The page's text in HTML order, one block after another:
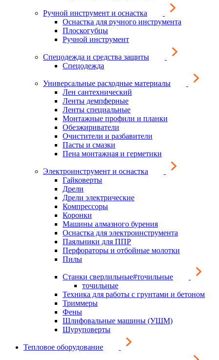
Ручной инструмент и оснастка
Оснастка для ручного инструмента
Плоскогубцы
Ручной инструмент
Спецодежда и средства защиты
Спецодежда
Универсальные расходные материалы
Лен сантехнический
Ленты демпферные
Ленты специальные
Монтажные профили и планки
Обезжириватели
Очистители и разбавители
Пасты и смазки
Пена монтажная и герметики
Электроинструмент и оснастка
Гайковерты
Дрели
Дрели электрические
Компрессоры
Коронки
Машины алмазного бурения
Оснастка для электроинструмента
Паяльники для ППР
Перфораторы и отбойные молотки
Пилы
Станки сверлильные#точильные
точильные
Техника для работы с грунтами и бетоном
Триммеры
Фены
Шлифовальные машины (УШМ)
Шуруповерты
Тепловое оборудование